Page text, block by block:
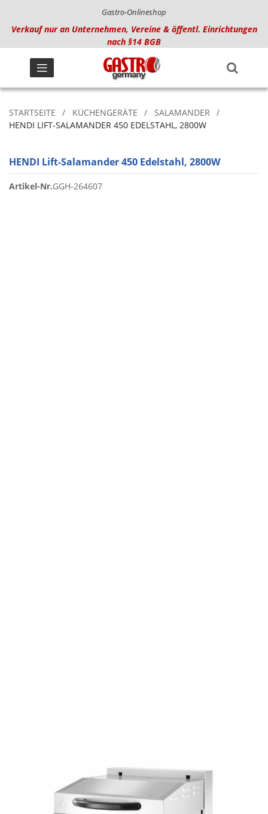
Gastro-Onlineshop
Verkauf nur an Unternehmen, Vereine & öffentl. Einrichtungen
nach §14 BGB
STARTSEITE KÜCHENGERÄTE
SALAMANDER
HENDI LIFT-SALAMANDER 450 EDELSTAHL, 2800W
HENDI Lift-Salamander 450 Edelstahl, 2800W
Artikel-Nr.GGH-264607